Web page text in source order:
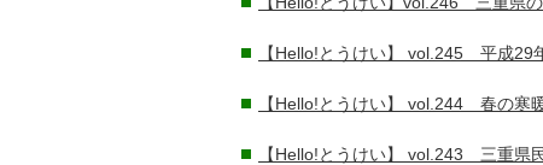
【Hello!とうけい】 vol.245 平成29
【Hello!とうけい】 vol.244 春の寒
【Hello!とうけい】 vol.243 三重県